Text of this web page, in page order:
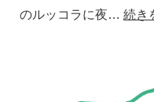
のルッコラに夜…続き